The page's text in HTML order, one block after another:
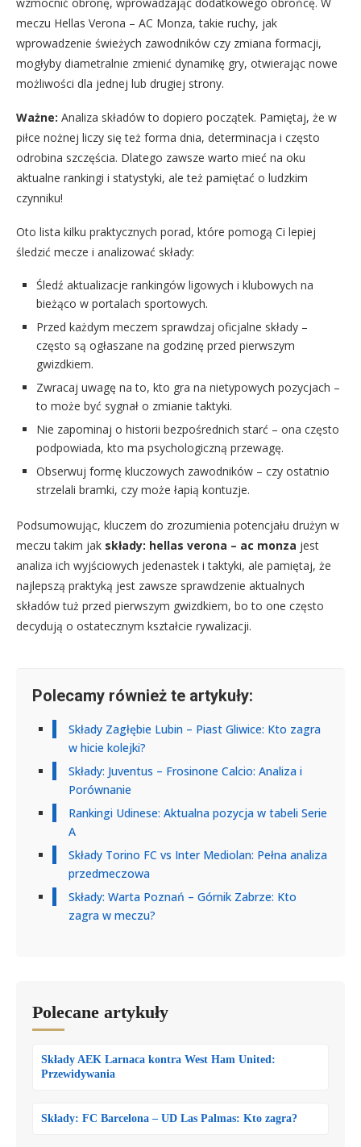
wzmocnić obronę, wprowadzając dodatkowego obrońcę. W
meczu Hellas Verona – AC Monza, takie ruchy, jak
wprowadzenie świeżych zawodników czy zmiana formacji,
mogłyby diametralnie zmienić dynamikę gry, otwierając nowe
możliwości dla jednej lub drugiej strony.
Ważne: Analiza składów to dopiero początek. Pamiętaj, że w
piłce nożnej liczy się też forma dnia, determinacja i często
odrobina szczęścia. Dlatego zawsze warto mieć na oku
aktualne rankingi i statystyki, ale też pamiętać o ludzkim
czynniku!
Oto lista kilku praktycznych porad, które pomogą Ci lepiej
śledzić mecze i analizować składy:
Śledź aktualizacje rankingów ligowych i klubowych na
bieżąco w portalach sportowych.
Przed każdym meczem sprawdzaj oficjalne składy –
często są ogłaszane na godzinę przed pierwszym
gwizdkiem.
Zwracaj uwagę na to, kto gra na nietypowych pozycjach –
to może być sygnał o zmianie taktyki.
Nie zapominaj o historii bezpośrednich starć – ona często
podpowiada, kto ma psychologiczną przewagę.
Obserwuj formę kluczowych zawodników – czy ostatnio
strzelali bramki, czy może łapią kontuzje.
Podsumowując, kluczem do zrozumienia potencjału drużyn w
meczu takim jak składy: hellas verona – ac monza jest
analiza ich wyjściowych jedenastek i taktyki, ale pamiętaj, że
najlepszą praktyką jest zawsze sprawdzenie aktualnych
składów tuż przed pierwszym gwizdkiem, bo to one często
decydują o ostatecznym kształcie rywalizacji.
Polecamy również te artykuły:
Składy Zagłębie Lubin – Piast Gliwice: Kto zagra
w hicie kolejki?
Składy: Juventus – Frosinone Calcio: Analiza i
Porównanie
Rankingi Udinese: Aktualna pozycja w tabeli Serie
A
Składy Torino FC vs Inter Mediolan: Pełna analiza
przedmeczowa
Składy: Warta Poznań – Górnik Zabrze: Kto
zagra w meczu?
Polecane artykuły
Składy AEK Larnaca kontra West Ham United:
Przewidywania
Składy: FC Barcelona – UD Las Palmas: Kto zagra?